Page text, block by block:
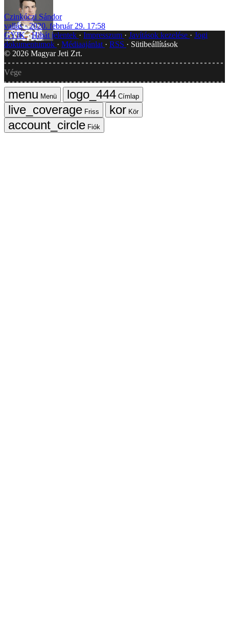
Czinkóczi Sándor
vallás
2020. február 29. 17:58
GYIK Hibát jelentek Impresszum Javítások kezelése
Jogi
dokumentumok
Médiaajánlat RSS
Sütibeállítások
© 2026 Magyar Jeti Zrt.
Vége
Menü
Címlap
Friss
Kör
Fiók